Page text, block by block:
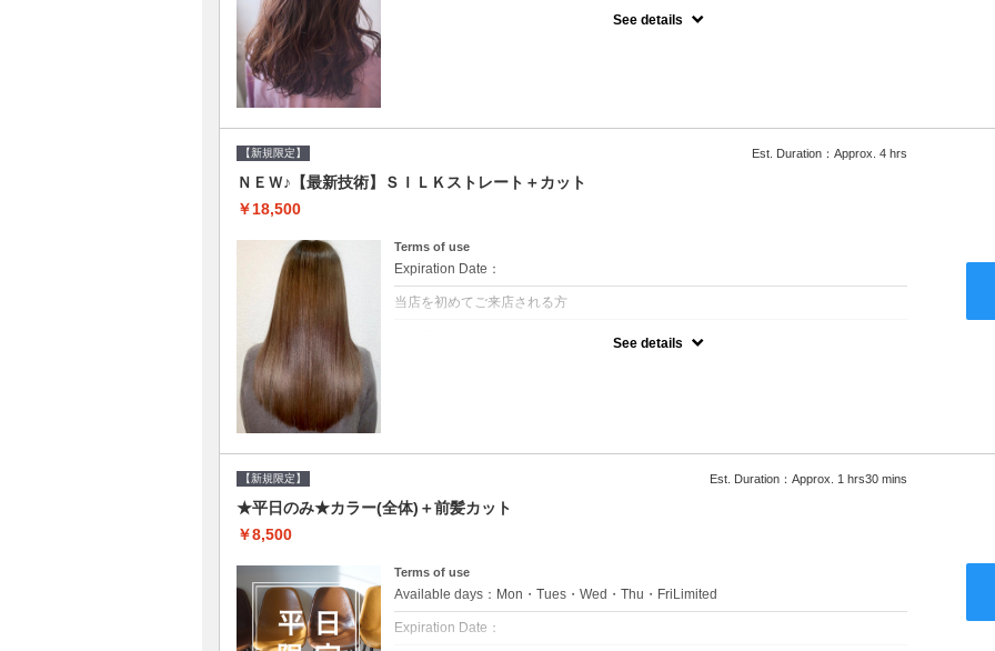
See details
【新規限定】 Est. Duration：Approx. 4 hrs
ＮＥＷ♪【最新技術】ＳＩＬＫストレート＋カット
￥18,500
Terms of use
Expiration Date：
当店を初めてご来店される方
See details
【新規限定】 Est. Duration：Approx. 1 hrs30 mins
★平日のみ★カラー(全体)＋前髪カット
￥8,500
Terms of use
Available days：Mon・Tues・Wed・Thu・FriLimited
Expiration Date：